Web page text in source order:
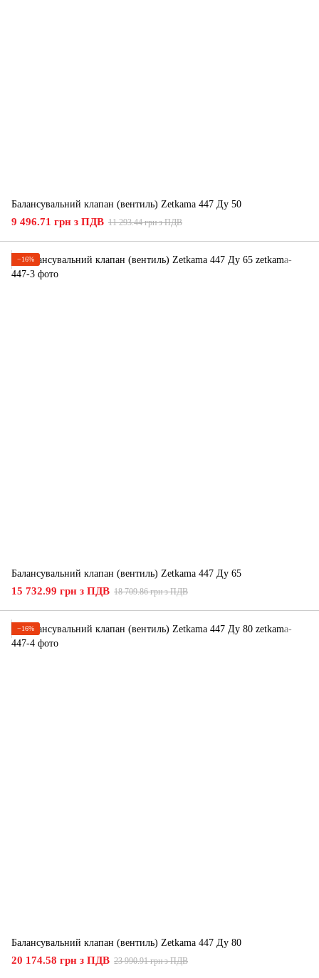
Балансувальний клапан (вентиль) Zetkama 447 Ду 50
9 496.71 грн з ПДВ 11 293.44 грн з ПДВ
−16%
Балансувальний клапан (вентиль) Zetkama 447 Ду 65
15 732.99 грн з ПДВ 18 709.86 грн з ПДВ
−16%
Балансувальний клапан (вентиль) Zetkama 447 Ду 80
20 174.58 грн з ПДВ 23 990.91 грн з ПДВ